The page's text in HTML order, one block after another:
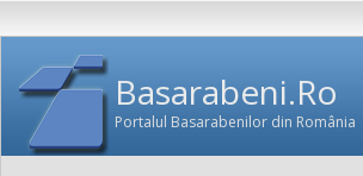
Basarabeni.Ro
Portalul Basarabenilor din România